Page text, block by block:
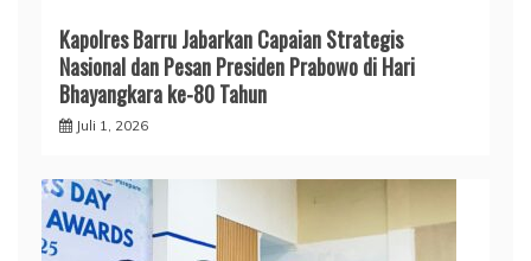
​Kapolres Barru Jabarkan Capaian Strategis
Nasional dan Pesan Presiden Prabowo di Hari
Bhayangkara ke-80 Tahun
Juli 1, 2026